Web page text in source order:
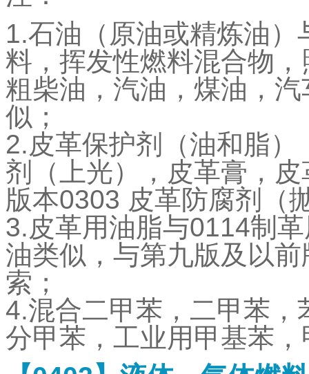
1.石油（原油或精炼油）
料，挥发性燃料混合物
粗柴油，汽油，煤油，
似；
2.皮革保护剂（油和脂）
剂（上光），皮革膏，
版本0303 皮革防腐剂（
3.皮革用油脂与0114制
油类似，与第九版及以前
索；
4.混合二甲苯，二甲苯，
分甲苯，工业用甲基苯